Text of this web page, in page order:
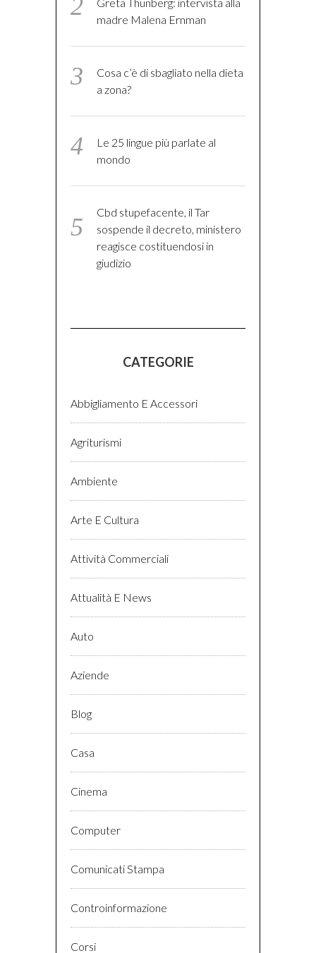
madre Malena Ernman
Cosa c’è di sbagliato nella dieta
a zona?
Le 25 lingue più parlate al
mondo
Cbd stupefacente, il Tar
sospende il decreto, ministero
reagisce costituendosi in
giudizio
CATEGORIE
Abbigliamento E Accessori
Agriturismi
Ambiente
Arte E Cultura
Attività Commerciali
Attualità E News
Auto
Aziende
Blog
Casa
Cinema
Computer
Comunicati Stampa
Controinformazione
Corsi